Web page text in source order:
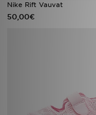
Nike Rift Vauvat
50,00€